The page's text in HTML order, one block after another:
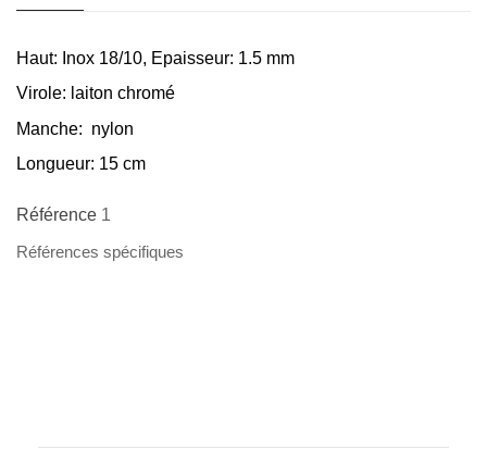
Haut: Inox 18/10, Epaisseur: 1.5 mm
Virole: laiton chromé
Manche: nylon
Longueur: 15 cm
Référence 1
Références spécifiques